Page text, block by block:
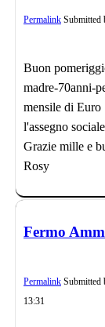
Permalink Submitted
Buon
madre-70anni-
mensile di
l'assegno
Grazie mille e
Rosy
Fermo
Permalink Submitted
13:31